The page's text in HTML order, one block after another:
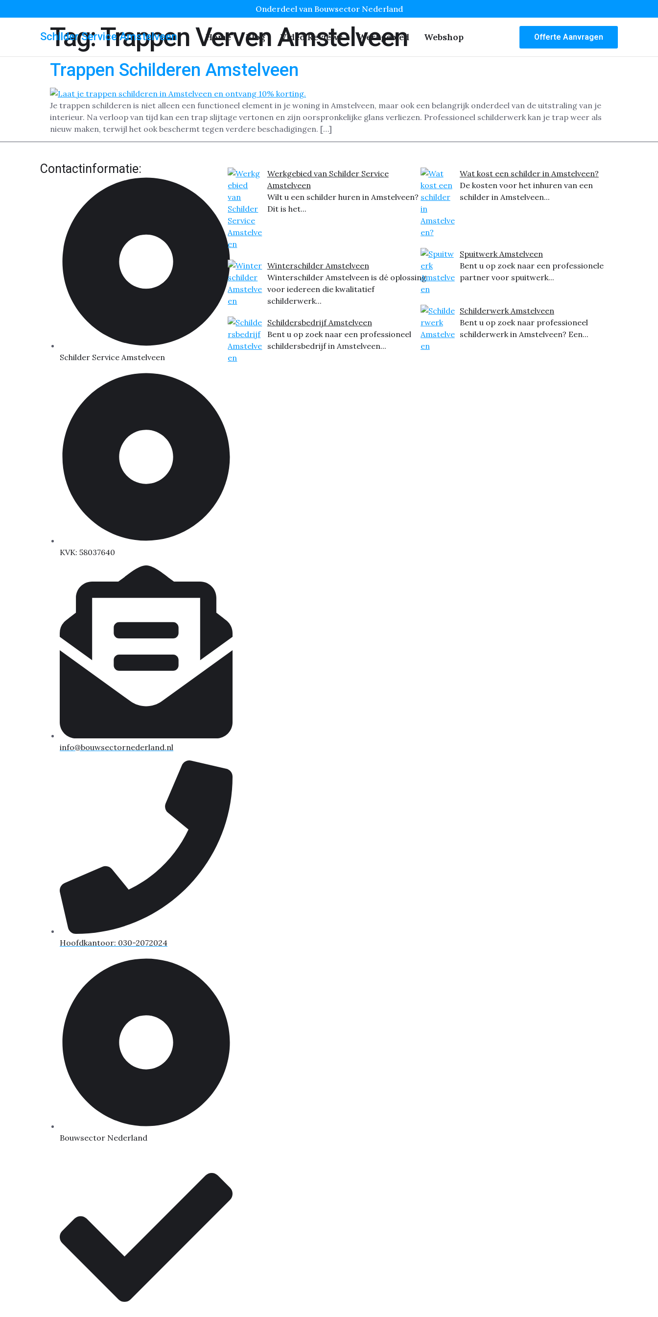
Onderdeel van Bouwsector Nederland
Schilder Service Amstelveen Home Blog Video Reviews Werkgebied Webshop Offerte Aanvragen
Tag:Trappen Verven Amstelveen
Trappen Schilderen Amstelveen
Je trappen schilderen is niet alleen een functioneel element in je woning in Amstelveen, maar ook een belangrijk onderdeel van de uitstraling van je
interieur. Na verloop van tijd kan een trap slijtage vertonen en zijn oorspronkelijke glans verliezen. Professioneel schilderwerk kan je trap weer als
nieuw maken, terwijl het ook beschermt tegen verdere beschadigingen. […]
Contactinformatie:
Schilder Service Amstelveen
KVK: 58037640
info@bouwsectornederland.nl
Hoofdkantoor: 030-2072024
Bouwsector Nederland
Werkgebied van Schilder Service
Amstelveen
Wilt u een schilder huren in Amstelveen?
Dit is het...
Winterschilder Amstelveen
Winterschilder Amstelveen is dé oplossing
voor iedereen die kwalitatief
schilderwerk...
Schildersbedrijf Amstelveen
Bent u op zoek naar een professioneel
schildersbedrijf in Amstelveen...
Wat kost een schilder in Amstelveen?
De kosten voor het inhuren van een
schilder in Amstelveen...
Spuitwerk Amstelveen
Bent u op zoek naar een professionele
partner voor spuitwerk...
Schilderwerk Amstelveen
Bent u op zoek naar professioneel
schilderwerk in Amstelveen? Een...